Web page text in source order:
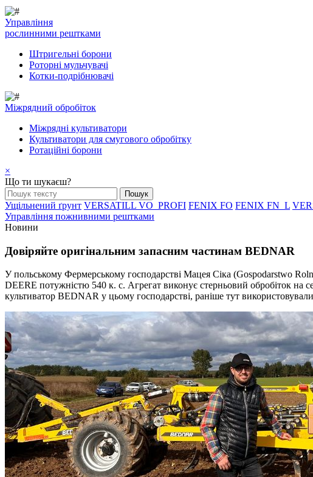
Управління
рослинними рештками
Штригельні борони
Pоторні мульчувачі
Котки-подрібнювачі
Mіжрядний обробіток
Міжрядні культиватори
Культиватори для смугового обробітку
Ротаційні борони
×
Що ти шукаєш?
Ущільнений ґрунт VERSATILL VO_PROFI FENIX FO FENIX FN_L
Управління пожнивними рештками
Новини
Довіряйте оригінальним запасним частинам BEDNAR
У польському Фермерському господарстві Мацея Сіка (Gospodarstwo
DEERE потужністю 540 к. с. Агрегат виконує стерньовий обробіток на
культиватор BEDNAR у цьому господарстві, раніше тут